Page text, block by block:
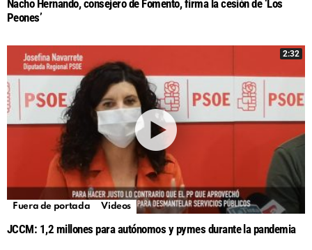
Nacho Hernando, consejero de Fomento, firma la cesión de ‘Los
Peones’
2:32
Fuera de portada Videos
JCCM: 1,2 millones para autónomos y pymes durante la pandemia